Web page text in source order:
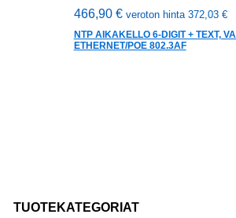
TUOTEKATEGORIAT
466,90 € veroton hinta 372,03 €
NTP AIKAKELLO 6-DIGIT + TEXT,
ETHERNET/POE 802.3AF